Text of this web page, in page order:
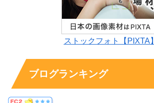
ストックフォト【PIXTA】
ブログランキング